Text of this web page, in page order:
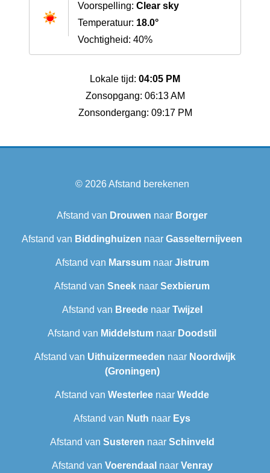
Voorspelling: Clear sky
Temperatuur: 18.0°
Vochtigheid: 40%
Lokale tijd: 04:05 PM
Zonsopgang: 06:13 AM
Zonsondergang: 09:17 PM
© 2026Afstand berekenen
Afstand van Drouwen naar Borger
Afstand van Biddinghuizen naar Gasselternijveen
Afstand van Marssumnaar Jistrum
Afstand van Sneek‎ naar Sexbierum‎
Afstand van Breedenaar Twijzel
Afstand van Middelstum naar Doodstil
Afstand van Uithuizermeeden naar Noordwijk
(Groningen)
Afstand van Westerlee naar Wedde
Afstand van Nuth naar Eys
Afstand van Susteren naar Schinveld
Afstand van Voerendaal naar Venray